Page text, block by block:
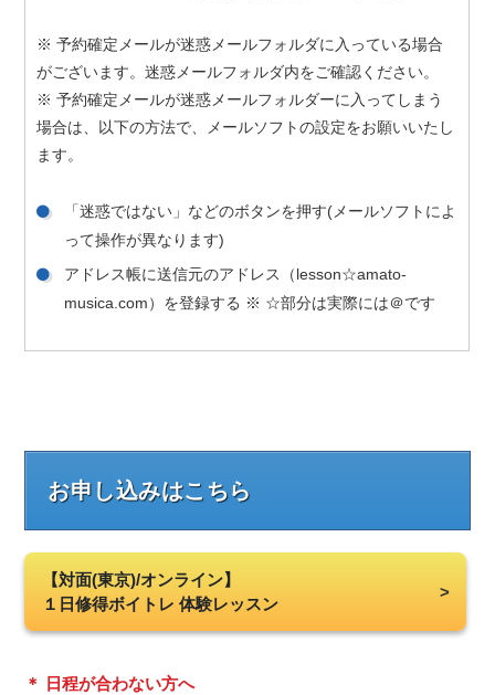
※ 予約確定メールが迷惑メールフォルダに入っている場合
がございます。迷惑メールフォルダ内をご確認ください。
※ 予約確定メールが迷惑メールフォルダーに入ってしまう
場合は、以下の方法で、メールソフトの設定をお願いいたし
ます。
「迷惑ではない」などのボタンを押す(メールソフトによ
って操作が異なります)
アドレス帳に送信元のアドレス（lesson☆amato-
musica.com）を登録する ※ ☆部分は実際には＠です
お申し込みはこちら
【対面(東京)/オンライン】
１日修得ボイトレ 体験レッスン
＊ 日程が合わない方へ